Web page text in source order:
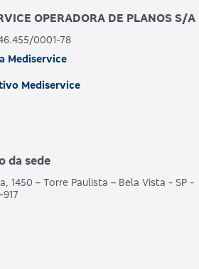
OPERADORA DE PLANOS S/A
0001-78
Mediservice
Mediservice
da sede
1450 – Torre Paulista – Bela Vista - SP -
917